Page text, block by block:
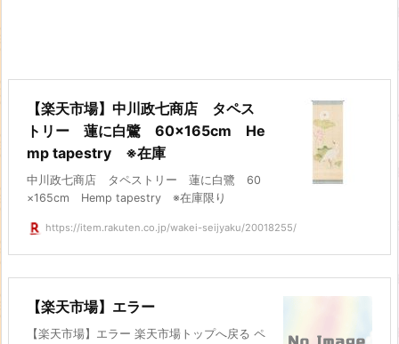
【楽天市場】中川政七商店 タペス
トリー 蓮に白鷺 60×165cm He
mp tapestry ※在庫
中川政七商店 タペストリー 蓮に白鷺 60
×165cm Hemp tapestry ※在庫限り
https://item.rakuten.co.jp/wakei-seijyaku/20018255/
【楽天市場】エラー
【楽天市場】エラー 楽天市場トップへ戻る ペ